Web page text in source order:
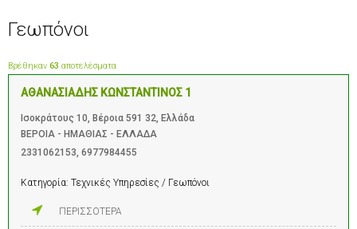
Γεωπόνοι
Βρέθηκαν 63 αποτελέσματα
ΑΘΑΝΑΣΙΑΔΗΣ ΚΩΝΣΤΑΝΤΙΝΟΣ 1
Ισοκράτους 10, Βέροια 591 32, Ελλάδα
ΒΕΡΟΙΑ - ΗΜΑΘΙΑΣ - ΕΛΛΑΔΑ
2331062153, 6977984455
Κατηγορία: Τεχνικές Υπηρεσίες / Γεωπόνοι
ΠΕΡΙΣΣΟΤΕΡΑ